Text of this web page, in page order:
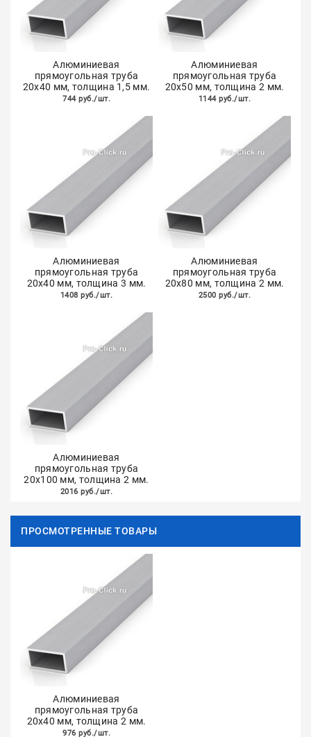
Алюминиевая
прямоугольная труба
20х40 мм, толщина 1,5 мм.
744 руб./шт.
Алюминиевая
прямоугольная труба
20х50 мм, толщина 2 мм.
1144 руб./шт.
Алюминиевая
прямоугольная труба
20х40 мм, толщина 3 мм.
1408 руб./шт.
Алюминиевая
прямоугольная труба
20х80 мм, толщина 2 мм.
2500 руб./шт.
Алюминиевая
прямоугольная труба
20х100 мм, толщина 2 мм.
2016 руб./шт.
ПРОСМОТРЕННЫЕ ТОВАРЫ
Алюминиевая
прямоугольная труба
20х40 мм, толщина 2 мм.
976 руб./шт.